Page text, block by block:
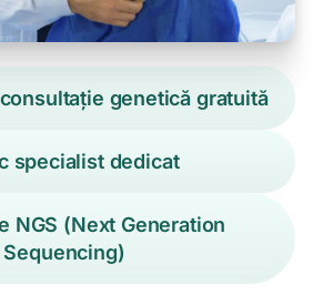
genetică gratuită
specialist dedicat
NGS (Next Generation
Sequencing)